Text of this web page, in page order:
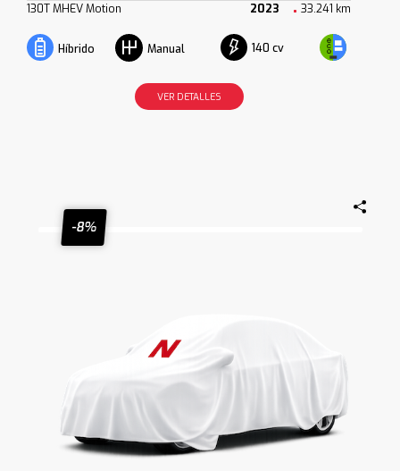
130T MHEV Motion 2023 33.241 km
Híbrido Manual 140 cv
VER DETALLES
-8%